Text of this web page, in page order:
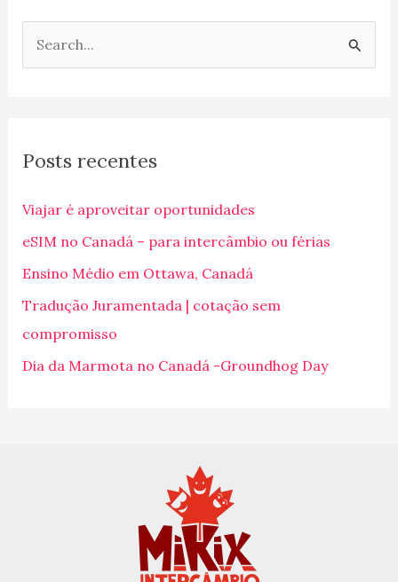
u
s
a
r
p
o
r
Posts recentes
Viajar é aproveitar oportunidades
eSIM no Canadá – para intercâmbio ou férias
Ensino Médio em Ottawa, Canadá
Tradução Juramentada | cotação sem
compromisso
Dia da Marmota no Canadá -Groundhog Day